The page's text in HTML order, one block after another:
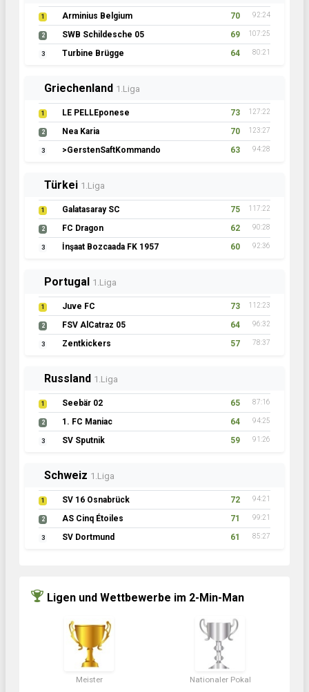
1 Arminius Belgium 70 92:24
2 SWB Schildesche 05 69 107:25
3 Turbine Brügge 64 80:21
Griechenland 1.Liga
1 LE PELLEponese 73 127:22
2 Nea Karia 70 123:27
3 >GerstenSaftKommando 63 94:28
Türkei 1.Liga
1 Galatasaray SC 75 117:22
2 FC Dragon 62 90:28
3 İnşaat Bozcaada FK 1957 60 92:36
Portugal 1.Liga
1 Juve FC 73 112:23
2 FSV AlCatraz 05 64 96:32
3 Zentkickers 57 78:37
Russland 1.Liga
1 Seebär 02 65 87:16
2 1. FC Maniac 64 94:25
3 SV Sputnik 59 91:26
Schweiz 1.Liga
1 SV 16 Osnabrück 72 94:21
2 AS Cinq Étoiles 71 99:21
3 SV Dortmund 61 85:27
Ligen und Wettbewerbe im 2-Min-Man
Meister Nationaler Pokal